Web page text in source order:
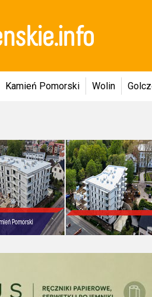
Kamień Pomorski Wolin